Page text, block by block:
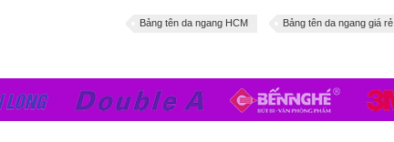
Bảng tên da ngang HCM Bảng tên da ngang giá rẻ